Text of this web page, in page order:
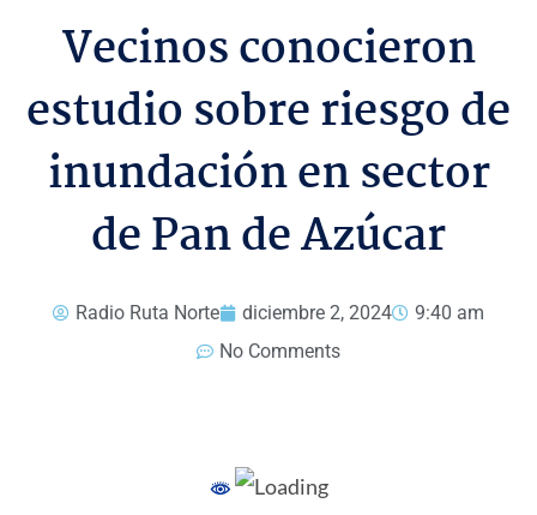
Vecinos conocieron
estudio sobre riesgo de
inundación en sector
de Pan de Azúcar
Radio Ruta Norte diciembre 2, 2024
9:40 am
No Comments